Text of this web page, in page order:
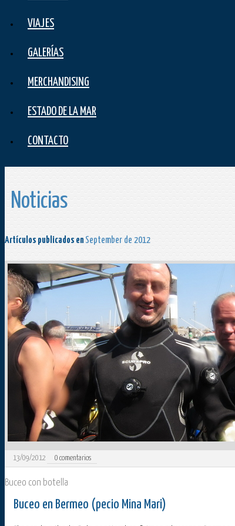
VIAJES
GALERÍAS
MERCHANDISING
ESTADO DE LA MAR
CONTACTO
Noticias
Artículos publicados en September de 2012
13/09/2012 0 comentarios
Buceo con botella
Buceo en Bermeo (pecio Mina Mari)